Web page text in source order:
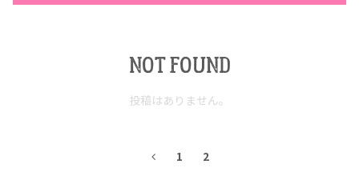
NOT FOUND
投稿はありません。
1 2